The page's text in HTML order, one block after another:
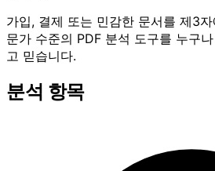
가입, 결제 또는 민감한 문서를 제3
문가 수준의 PDF 분석 도구를 누구
고 믿습니다.
분석 항목